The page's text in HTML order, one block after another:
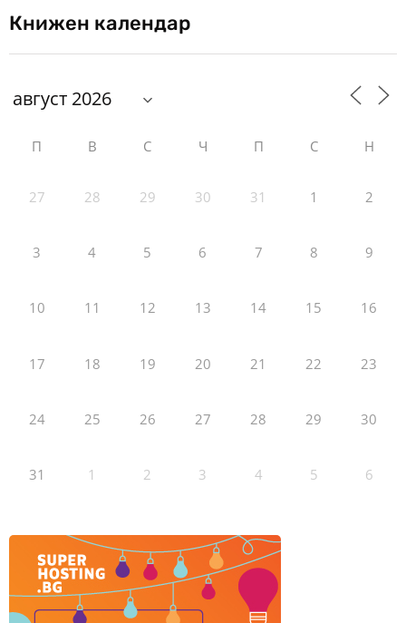
Книжен календар
П В С Ч П С Н
27 28 29 30 31 1 2
3 4 5 6 7 8 9
10 11 12 13 14 15 16
17 18 19 20 21 22 23
24 25 26 27 28 29 30
31 1 2 3 4 5 6